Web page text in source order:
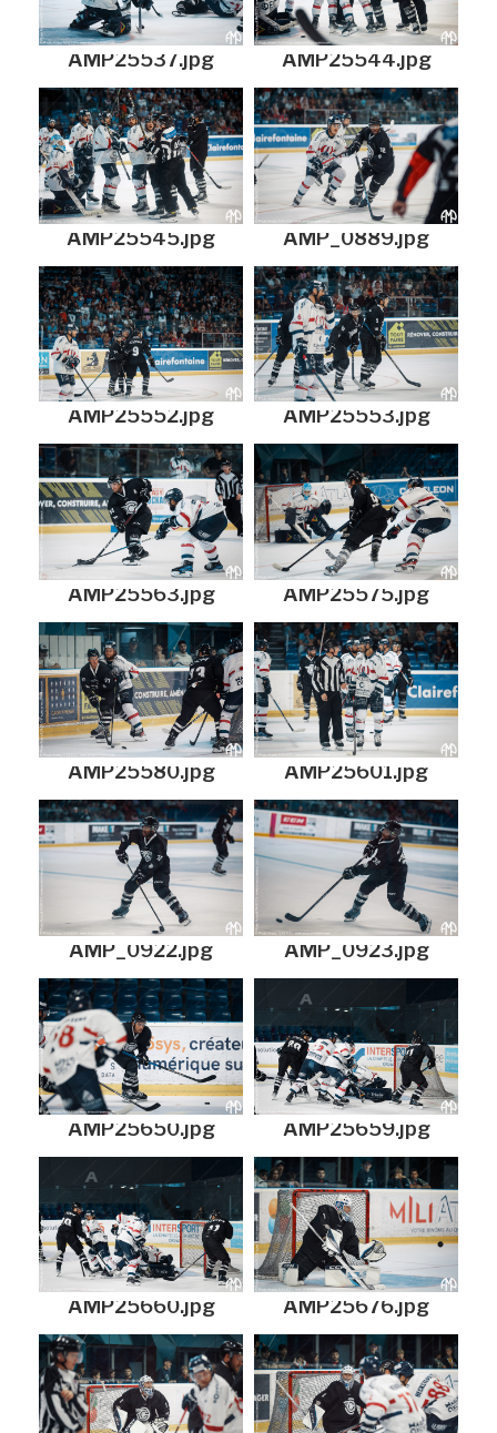
AMP25537.jpg AMP25544.jpg
AMP25545.jpg AMP_0889.jpg
AMP25552.jpg AMP25553.jpg
AMP25563.jpg AMP25575.jpg
AMP25580.jpg AMP25601.jpg
AMP_0922.jpg AMP_0923.jpg
AMP25650.jpg AMP25659.jpg
AMP25660.jpg AMP25676.jpg